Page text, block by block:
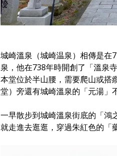
城崎溫泉（城崎温泉）相傳是在
泉，他在738年時開創了「溫泉
本堂位於半山腰，需要爬山或搭
堂）旁還有城崎溫泉的「元湯」
一早散步到城崎溫泉街底的「鴻
就走進去逛逛，穿過朱紅色的「